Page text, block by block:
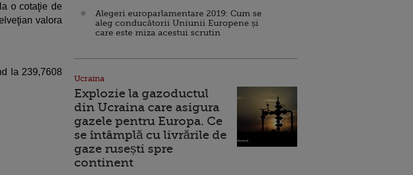
o cotaţie de
valora
la 239,7608
Alegeri europarlamentare 2019: Cum se
aleg conducătorii Uniunii Europene și
care este miza acestui scrutin
Ucraina
Explozie la gazoductul
din Ucraina care asigura
gazele pentru Europa. Ce
se întâmplă cu livrările de
gaze rusești spre
continent